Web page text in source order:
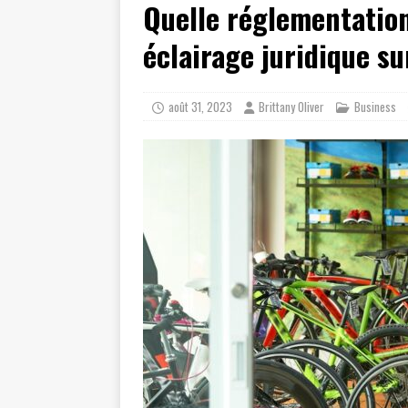
[ juillet 19, 2026 ]
Cidff 94 :
[ août 4, 2026 ] Les différences
Quelle
éclairage juridique
août 31, 2023 Brittany Oliver Business